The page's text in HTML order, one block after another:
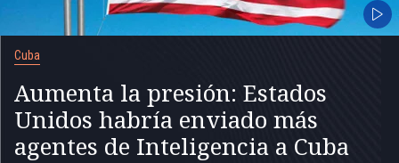
Cuba
Aumenta la presión: Estados
Unidos habría enviado más
agentes de Inteligencia a Cuba